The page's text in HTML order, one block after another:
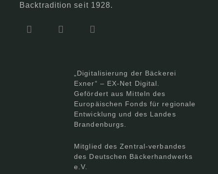
Backtradition seit 1928.
„Digitalisierung der Bäckerei
Exner“ – EX-Net Digital.
Gefördert aus Mitteln des
Europäischen Fonds für regionale
Entwicklung und des Landes
Brandenburgs.
Mitglied des Zentral-verbandes
des Deutschen Bäckerhandwerks
e.V.